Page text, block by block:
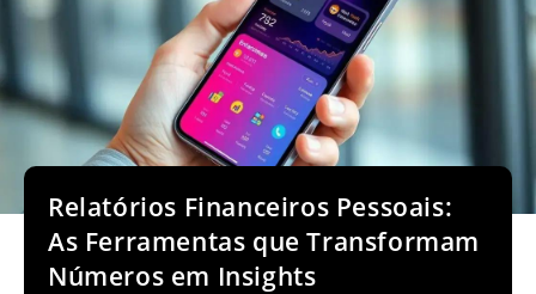
Relatórios Financeiros Pessoais:
As Ferramentas que Transformam
Números em Insights